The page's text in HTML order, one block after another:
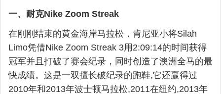
一、耐克Nike Zoom Streak
在刚刚结束的黄金海岸马拉松，肯尼亚小将Silah
Limo凭借Nike Zoom Streak 3用2:09:14的时间获得
冠军并且打破了赛会纪录，同时创造了澳洲全马的最
快成绩。这是一双擅长破纪录的跑鞋,它还赢得过
2010年和2013年波士顿马拉松,2011在纽约,2013年